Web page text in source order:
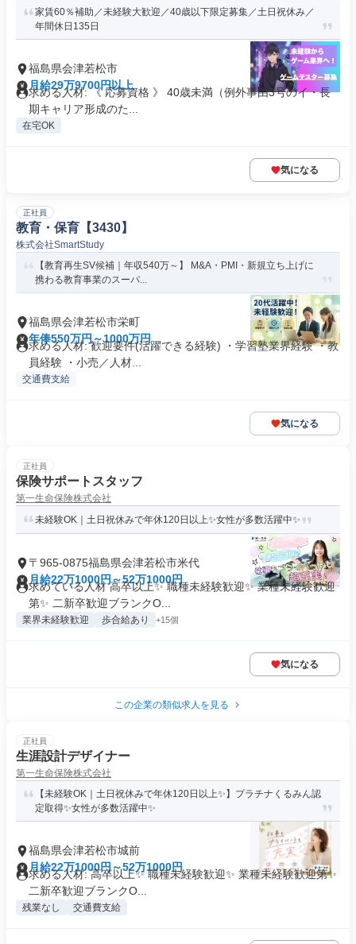
家賃60％補助／未経験大歓迎／40歳以下限定募集／土日祝休み／
年間休日135日
福島県会津若松市
月給29万9700円以上
求める人材: 《 応募資格 》 40歳未満（例外事由3号のイ・長
期キャリア形成のた...
在宅OK
気になる
正社員
教育・保育【3430】
株式会社SmartStudy
【教育再生SV候補｜年収540万～】 M&A・PMI・新規立ち上げに
携わる教育事業のスーパ...
福島県会津若松市栄町
年俸550万円～1000万円
求める人材: 歓迎要件(活躍できる経験) ・学習塾業界経験 ・教
員経験 ・小売／人材...
交通費支給
気になる
正社員
保険サポートスタッフ
第一生命保険株式会社
未経験OK｜土日祝休みで年休120日以上✨女性が多数活躍中✨
〒965-0875福島県会津若松市米代
月給22万1000円～52万1000円
求めている人材 高卒以上✨ 職種未経験歓迎✨ 業種未経験歓迎
第✨ 二新卒歓迎ブランクO...
業界未経験歓迎 歩合給あり +15個
気になる
この企業の類似求人を見る
正社員
生涯設計デザイナー
第一生命保険株式会社
【未経験OK｜土日祝休みで年休120日以上✨】プラチナくるみん認
定取得✨女性が多数活躍中✨
福島県会津若松市城前
月給22万1000円～52万1000円
求める人材: 高卒以上✨ 職種未経験歓迎✨ 業種未経験歓迎第✨
二新卒歓迎ブランクO...
残業なし 交通費支給